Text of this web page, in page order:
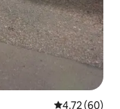
レビュー60
4.72 (60)